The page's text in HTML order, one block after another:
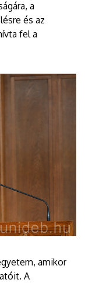
a
és az
fel a
amikor
A